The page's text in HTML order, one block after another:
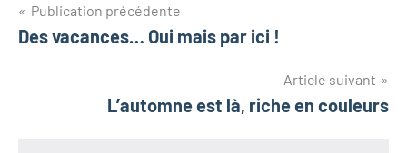
Navigation
de
Publication précédente
Des vacances… Oui mais par ici !
Article suivant
L’automne est là, riche en couleurs